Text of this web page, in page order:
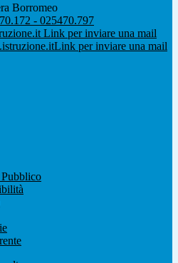
Borromeo
- 025470.797
Link per inviare una mail
Link per inviare una mail